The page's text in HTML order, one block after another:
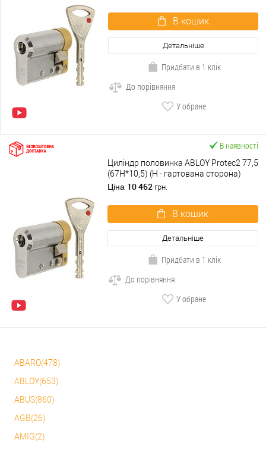
В кошик
Детальніше
Придбати в 1 клік
До порівняння
У обране
В наявності
Циліндр половинка ABLOY Protec2 77,5
(67H*10,5) (H - гартована сторона)
хром матовий 3 ключа
Ціна 10 462 грн.
В кошик
Детальніше
Придбати в 1 клік
До порівняння
У обране
ABARO(478)
ABLOY(653)
ABUS(860)
AGB(26)
AMIG(2)